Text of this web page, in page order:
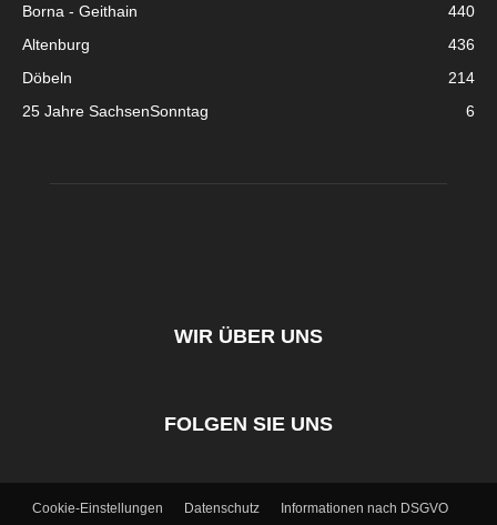
Borna - Geithain
440
Altenburg
436
Döbeln
214
25 Jahre SachsenSonntag
6
WIR ÜBER UNS
FOLGEN SIE UNS
Cookie-Einstellungen Datenschutz
Informationen nach DSGVO